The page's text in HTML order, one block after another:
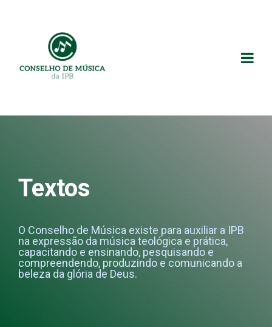
Textos
O Conselho de Música existe para auxiliar a IPB
na expressão da música teológica e prática,
capacitando e ensinando, pesquisando e
compreendendo, produzindo e comunicando a
beleza da glória de Deus.